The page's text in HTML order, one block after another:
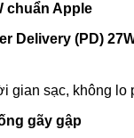
chuẩn Apple
Delivery (PD)
gian sạc, không lo
gãy gập